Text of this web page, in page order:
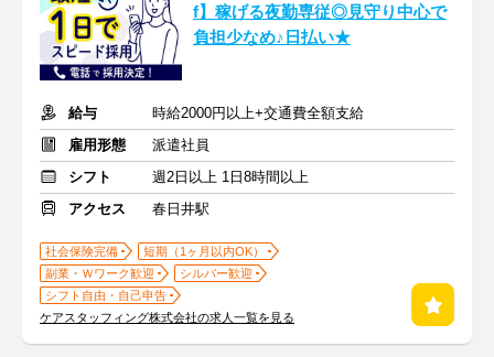
f】稼げる夜勤専従◎見守り中心で
負担少なめ♪日払い★
給与
時給2000円以上+交通費全額支給
雇用形態
派遣社員
シフト
週2日以上 1日8時間以上
アクセス
春日井駅
社会保険完備
短期（1ヶ月以内OK）
副業・Ｗワーク歓迎
シルバー歓迎
シフト自由・自己申告
ケアスタッフィング株式会社の求人一覧を見る